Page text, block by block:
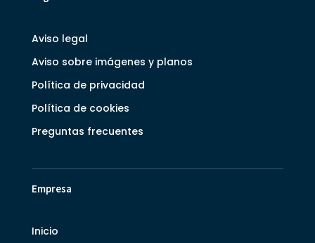
Aviso legal
Aviso sobre imágenes y planos
Política de privacidad
Política de cookies
Preguntas frecuentes
Empresa
Inicio